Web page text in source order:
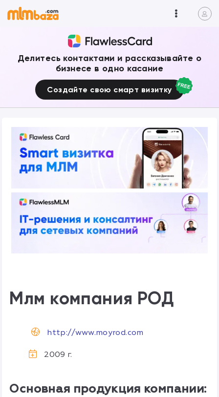
Делитесь контактами и рассказывайте о
бизнесе в одно касание
Создайте свою смарт визитку
Млм компания РОД
http://www.moyrod.com
2009 г.
Основная продукция компании: